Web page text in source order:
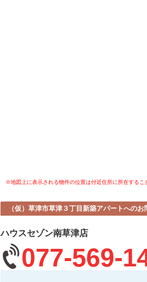
※地図上に表示される物件の位置は付近住所に所在するこ
（仮）草津市草津３丁目新築アパートへのお
ハウスセゾン南草津店
077-569-